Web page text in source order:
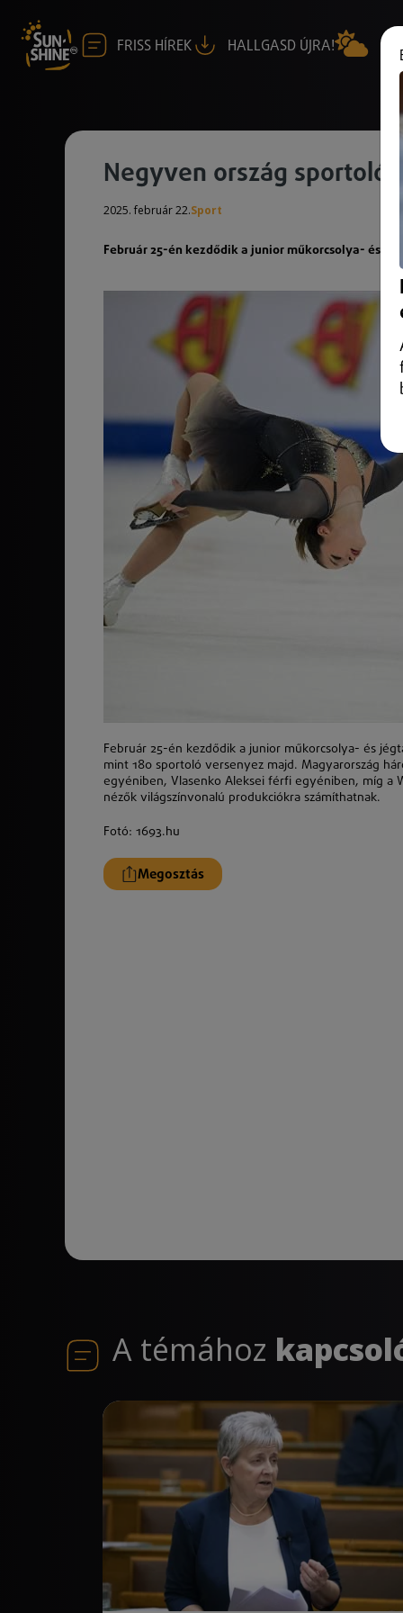
FRISS HÍREK HALLGASD ÚJRA!
Negyven ország
2025. február 22.Sport
Február 25-én kezdődik a junior műkorcsolya- és
Február 25-én kezdődik a junior műkorcsolya- és
mint 180 sportoló versenyez majd. Magyarország
egyéniben, Vlasenko Aleksei férfi egyéniben, míg a
nézők világszínvonalú produkciókra számíthatnak.
Fotó: 1693.hu
Megosztás
A témához